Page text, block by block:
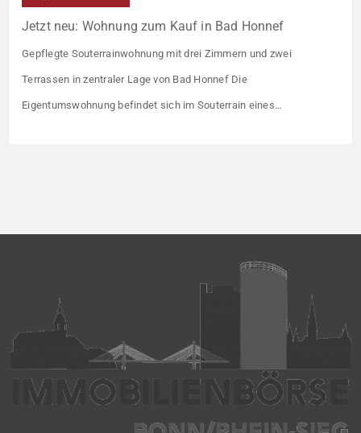
Jetzt neu: Wohnung zum Kauf in Bad Honnef
Gepflegte Souterrainwohnung mit drei Zimmern und zwei
Terrassen in zentraler Lage von Bad Honnef Die
Eigentumswohnung befindet sich im Souterrain eines